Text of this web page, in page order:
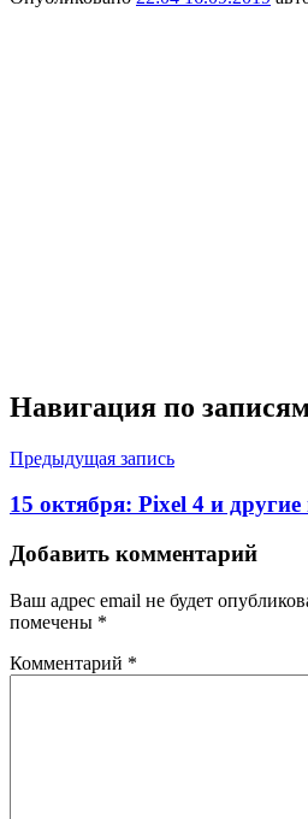
Навигация по
Предыдущая запись
15 октября: Pixel 4 и
Добавить комментарий
Ваш адрес email не будет
помечены *
Комментарий *